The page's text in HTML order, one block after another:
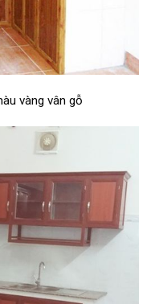
vàng vân gỗ